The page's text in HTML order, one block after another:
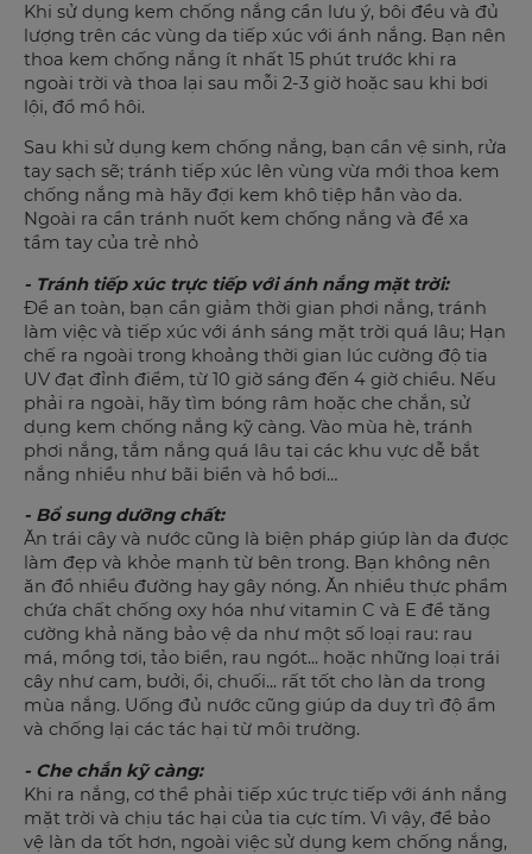
Khi sử dụng kem chống nắng cần lưu ý, bôi đều và đủ
lượng trên các vùng da tiếp xúc với ánh nắng. Bạn nên
thoa kem chống nắng ít nhất 15 phút trước khi ra
ngoài trời và thoa lại sau mỗi 2-3 giờ hoặc sau khi bơi
lội, đổ mồ hôi.
Sau khi sử dụng kem chống nắng, bạn cần vệ sinh, rửa
tay sạch sẽ; tránh tiếp xúc lên vùng vừa mới thoa kem
chống nắng mà hãy đợi kem khô tiệp hẳn vào da.
Ngoài ra cần tránh nuốt kem chống nắng và để xa
tầm tay của trẻ nhỏ
- Tránh tiếp xúc trực tiếp với ánh nắng mặt trời:
Để an toàn, bạn cần giảm thời gian phơi nắng, tránh
làm việc và tiếp xúc với ánh sáng mặt trời quá lâu; Hạn
chế ra ngoài trong khoảng thời gian lúc cường độ tia
UV đạt đỉnh điểm, từ 10 giờ sáng đến 4 giờ chiều. Nếu
phải ra ngoài, hãy tìm bóng râm hoặc che chắn, sử
dụng kem chống nắng kỹ càng. Vào mùa hè, tránh
phơi nắng, tắm nắng quá lâu tại các khu vực dễ bắt
nắng nhiều như bãi biển và hồ bơi…
- Bổ sung dưỡng chất:
Ăn trái cây và nước cũng là biện pháp giúp làn da được
làm đẹp và khỏe mạnh từ bên trong. Bạn không nên
ăn đồ nhiều đường hay gây nóng. Ăn nhiều thực phẩm
chứa chất chống oxy hóa như vitamin C và E để tăng
cường khả năng bảo vệ da như một số loại rau: rau
má, mồng tơi, tảo biển, rau ngót... hoặc những loại trái
cây như cam, bưởi, ổi, chuối... rất tốt cho làn da trong
mùa nắng. Uống đủ nước cũng giúp da duy trì độ ẩm
và chống lại các tác hại từ môi trường.
- Che chắn kỹ càng:
Khi ra nắng, cơ thể phải tiếp xúc trực tiếp với ánh nắng
mặt trời và chịu tác hại của tia cực tím. Vì vậy, để bảo
vệ làn da tốt hơn, ngoài việc sử dụng kem chống nắng,